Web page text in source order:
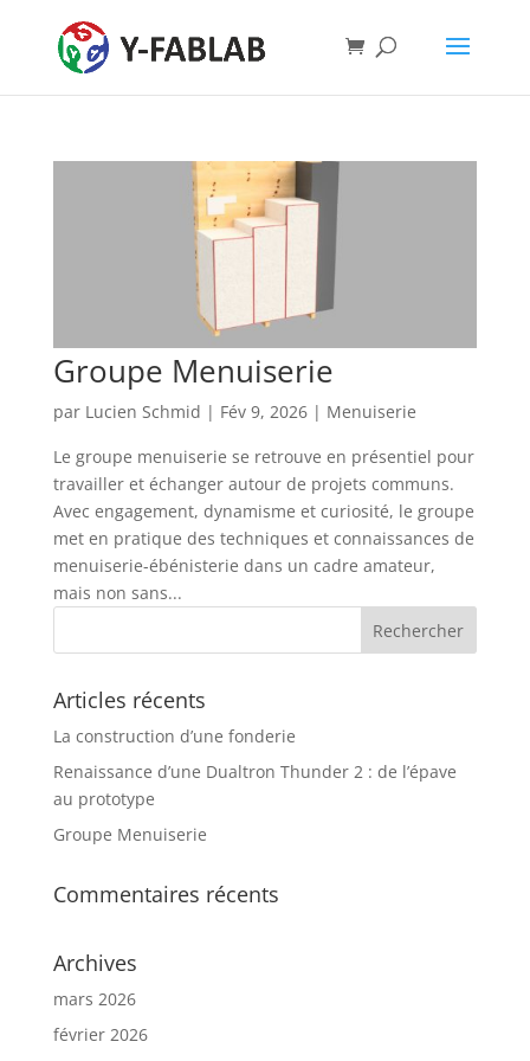
Groupe Menuiserie
par Lucien Schmid | Fév 9, 2026| Menuiserie
Le groupe menuiserie se retrouve en présentiel pour
travailler et échanger autour de projets communs.
Avec engagement, dynamisme et curiosité, le groupe
met en pratique des techniques et connaissances de
menuiserie-ébénisterie dans un cadre amateur,
mais non sans...
Articles récents
La construction d’une fonderie
Renaissance d’une Dualtron Thunder 2 : de l’épave
au prototype
Groupe Menuiserie
Commentaires récents
Archives
mars 2026
février 2026